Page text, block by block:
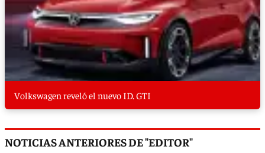
Volkswagen reveló el nuevo ID. GTI
NOTICIAS ANTERIORES DE "EDITOR"